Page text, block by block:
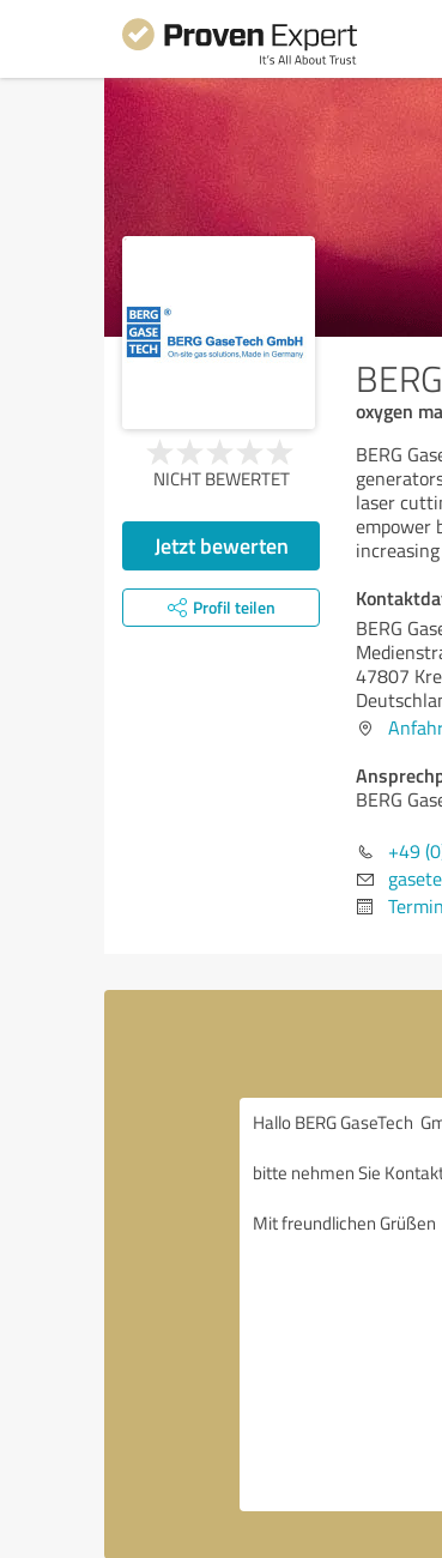
oxygen
NICHT BEWERTET
Jetzt bewerten
Profil teilen
BERG
laser
empower
BERG
47807
BERG
+49